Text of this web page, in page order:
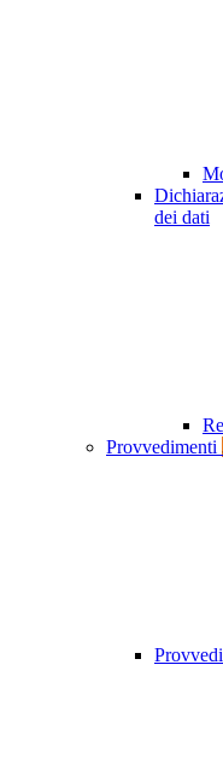
dei dati
Provvedimenti